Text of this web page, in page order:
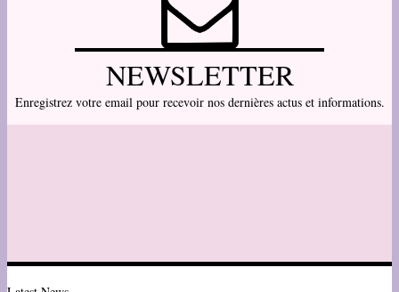
NEWSLETTER
Enregistrez votre email pour recevoir nos dernières actus et informations.